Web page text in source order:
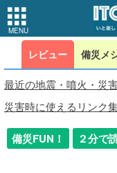
レビュー 備災メ
最近の地震・噴火・災
災害時に使えるリンク
備災FUN！ ２分で